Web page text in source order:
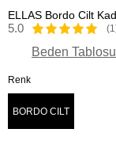
ELLAS Bordo Cilt
5.0
Beden Tablosu
Renk
BORDO CILT